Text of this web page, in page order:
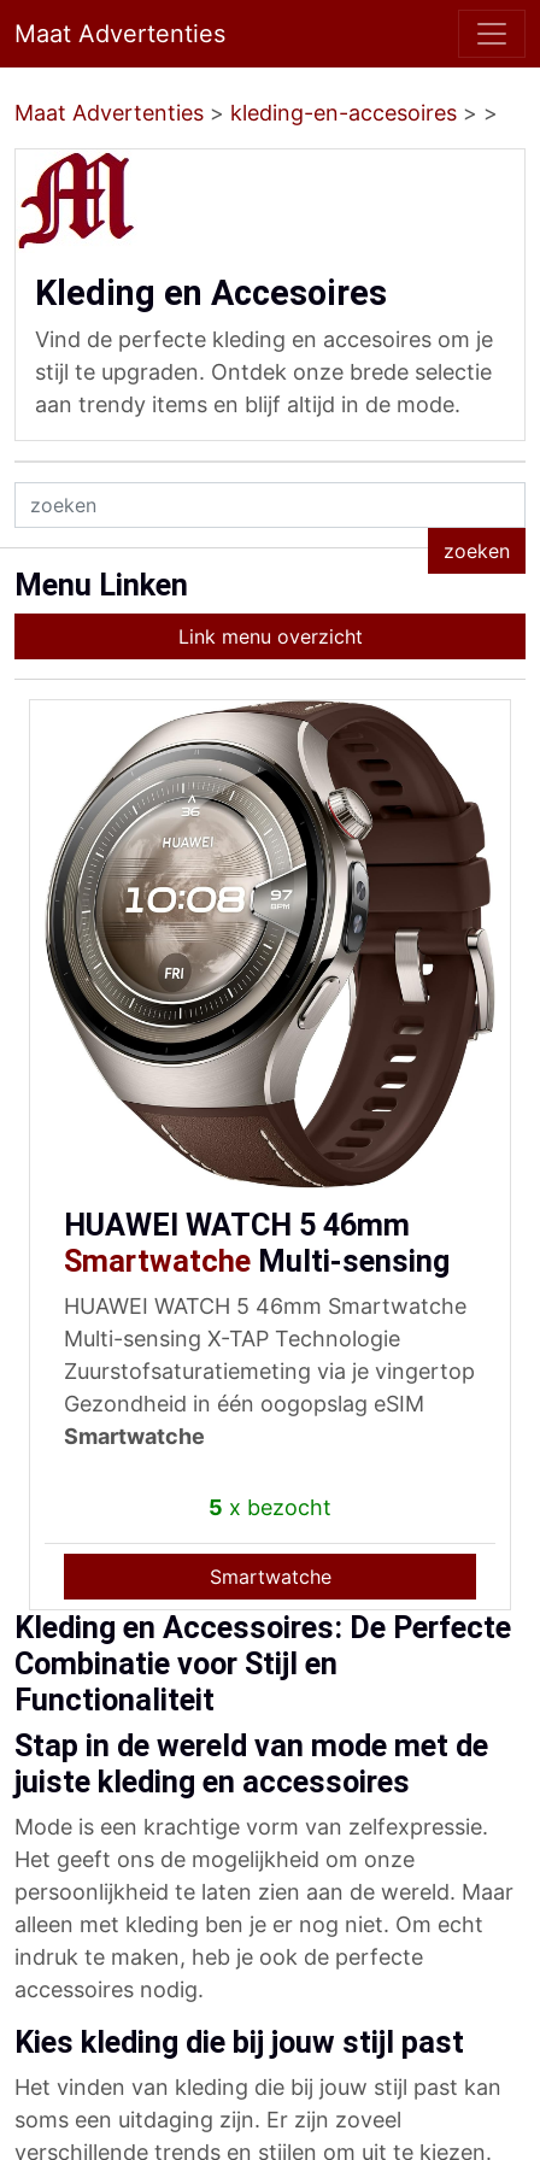
Maat Advertenties
Maat Advertenties > kleding-en-accesoires > >
Kleding en Accesoires
Vind de perfecte kleding en accesoires om je
stijl te upgraden. Ontdek onze brede selectie
aan trendy items en blijf altijd in de mode.
Menu Linken
Link menu overzicht
HUAWEI WATCH 5 46mm
Smartwatche Multi-sensing
HUAWEI WATCH 5 46mm Smartwatche
Multi-sensing X-TAP Technologie
Zuurstofsaturatiemeting via je vingertop
Gezondheid in één oogopslag eSIM
Smartwatche
5 x bezocht
Smartwatche
Kleding en Accessoires: De Perfecte
Combinatie voor Stijl en
Functionaliteit
Stap in de wereld van mode met de
juiste kleding en accessoires
Mode is een krachtige vorm van zelfexpressie.
Het geeft ons de mogelijkheid om onze
persoonlijkheid te laten zien aan de wereld. Maar
alleen met kleding ben je er nog niet. Om echt
indruk te maken, heb je ook de perfecte
accessoires nodig.
Kies kleding die bij jouw stijl past
Het vinden van kleding die bij jouw stijl past kan
soms een uitdaging zijn. Er zijn zoveel
verschillende trends en stijlen om uit te kiezen.